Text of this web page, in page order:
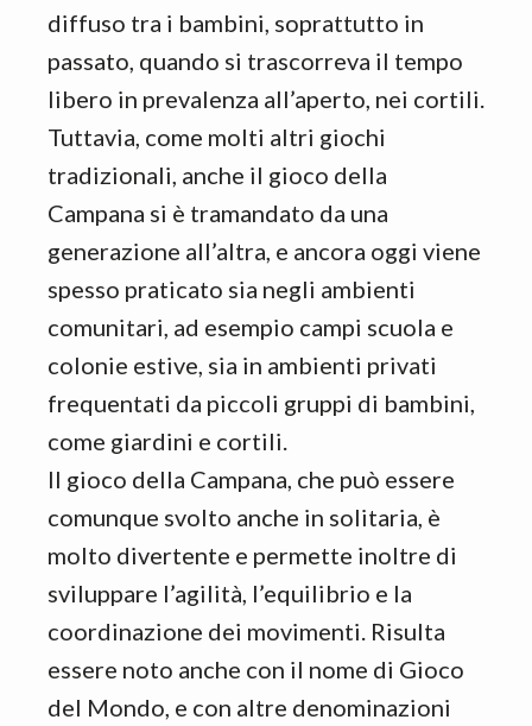
diffuso tra i bambini, soprattutto in
passato, quando si trascorreva il tempo
libero in prevalenza all’aperto, nei cortili.
Tuttavia, come molti altri giochi
tradizionali, anche il gioco della
Campana si è tramandato da una
generazione all’altra, e ancora oggi viene
spesso praticato sia negli ambienti
comunitari, ad esempio campi scuola e
colonie estive, sia in ambienti privati
frequentati da piccoli gruppi di bambini,
come giardini e cortili.
Il gioco della Campana, che può essere
comunque svolto anche in solitaria, è
molto divertente e permette inoltre di
sviluppare l’agilità, l’equilibrio e la
coordinazione dei movimenti. Risulta
essere noto anche con il nome di Gioco
del Mondo, e con altre denominazioni